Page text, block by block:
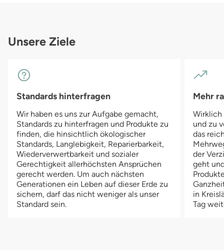
Unsere Ziele
Standards hinterfragen
Wir haben es uns zur Aufgabe gemacht,
Standards zu hinterfragen und Produkte zu
finden, die hinsichtlich ökologischer
Standards, Langlebigkeit, Reparierbarkeit,
Wiederverwertbarkeit und sozialer
Gerechtigkeit allerhöchsten Ansprüchen
gerecht werden. Um auch nächsten
Generationen ein Leben auf dieser Erde zu
sichern, darf das nicht weniger als unser
Standard sein.
Mehr
Wirklich
und zu
das
der
geht
in
Tag